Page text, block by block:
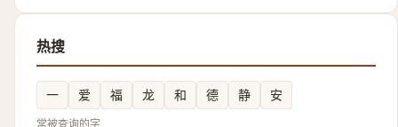
热搜
一 爱 福 龙 和 德 静 安
常被查询的字